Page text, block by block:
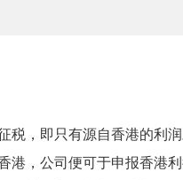
税，即只有源自香港的利
港，公司便可于申报香港